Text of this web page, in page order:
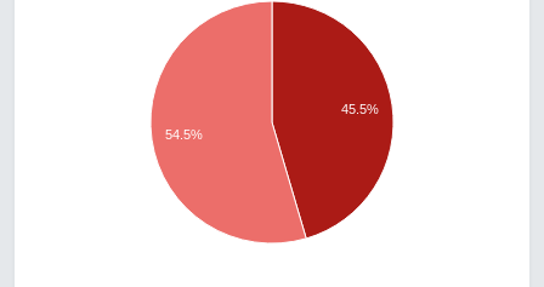
45.5%
54.5%